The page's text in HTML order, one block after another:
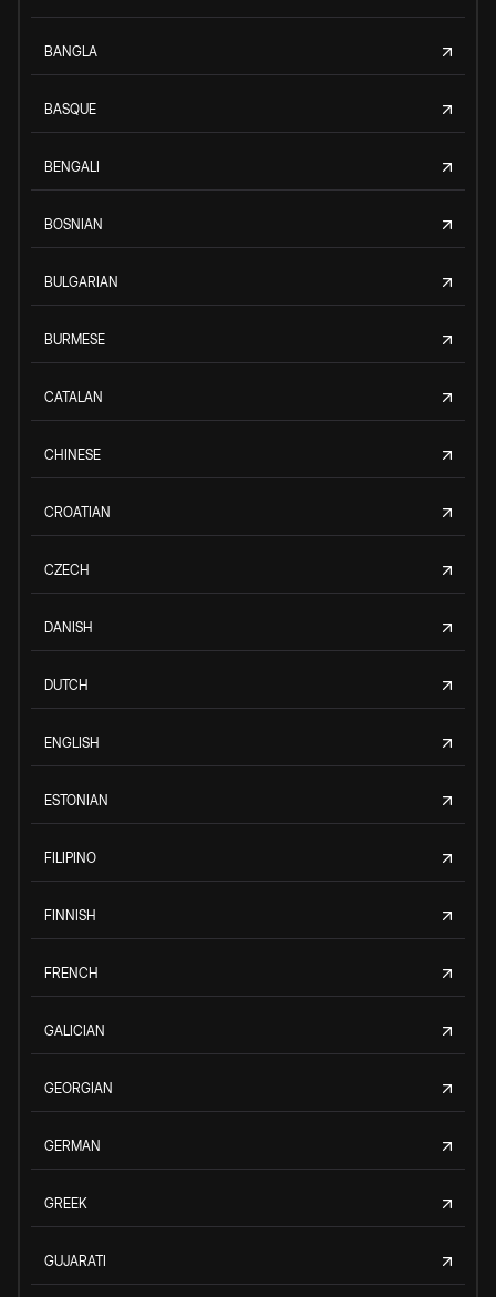
BANGLA
BASQUE
BENGALI
BOSNIAN
BULGARIAN
BURMESE
CATALAN
CHINESE
CROATIAN
CZECH
DANISH
DUTCH
ENGLISH
ESTONIAN
FILIPINO
FINNISH
FRENCH
GALICIAN
GEORGIAN
GERMAN
GREEK
GUJARATI